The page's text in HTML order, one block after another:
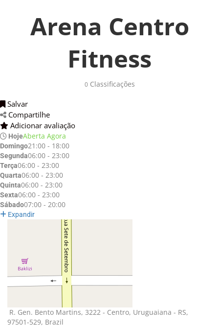
Arena Centro
Fitness
0Classificações
Salvar
Compartilhe
Adicionar avaliação
HojeAberta Agora
Domingo21:00 - 18:00
Segunda06:00 - 23:00
Terça06:00 - 23:00
Quarta06:00 - 23:00
Quinta06:00 - 23:00
Sexta06:00 - 23:00
Sábado07:00 - 20:00
Expandir
R. Gen. Bento Martins, 3222 - Centro, Uruguaiana - RS,
97501-529, Brazil